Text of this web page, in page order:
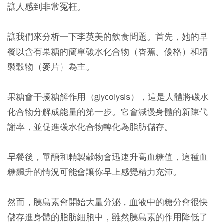
讓人感到非常冤枉。
讓我們來分析一下李英美的飲食問題。首先，她的早
餐以含有果糖的簡單碳水化合物（香蕉、優格）和精
製穀物（麥片）為主。
果糖會干擾糖解作用（glycolysis），這是人體將碳水
化合物分解成能量的第一步。它會減慢身體的新陳代
謝率，並促進碳水化合物轉化為脂肪儲存。
早餐後，單醣和精製穀物會迅速升高血糖值，這種血
糖飆升的情況可能會讓你早上感覺精力充沛。
然而，胰島素會開始大量分泌，血液中的糖分會很快
儲存進身體的脂肪細胞中，雖然胰島素的作用降低了